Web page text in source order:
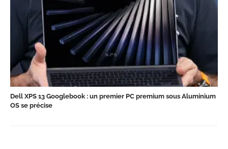
Dell XPS 13 Googlebook : un premier PC premium sous Aluminium
OS se précise